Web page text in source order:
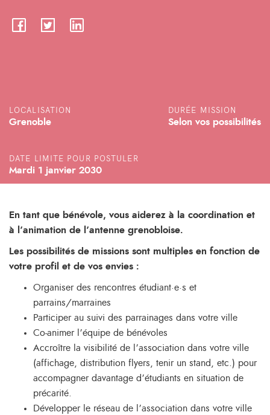
LOCALISATION
Grenoble
DURÉE MISSION
Selon vos possibilités
DATE LIMITE POUR POSTULER
Mardi 1 janvier 2030
En tant que bénévole, vous aiderez à la coordination et
à l’animation de l’antenne grenobloise.
Les possibilités de missions sont multiples en fonction de
votre profil et de vos envies :
Organiser des rencontres étudiant·e·s et
parrains/marraines
Participer au suivi des parrainages dans votre ville
Co-animer l’équipe de bénévoles
Accroître la visibilité de l’association dans votre ville
(affichage, distribution flyers, tenir un stand, etc.) pour
accompagner davantage d’étudiants en situation de
précarité.
Développer le réseau de l’association dans votre ville